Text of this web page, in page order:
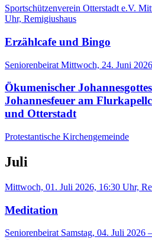
Sportschützenverein Otterstadt e.V.
Uhr, Remigiushaus
Erzählcafe und Bingo
Seniorenbeirat Mittwoch, 24. Juni
Ökumenischer
Johannesfeuer am
und Otterstadt
Protestantische Kirchengemeinde
Juli
Mittwoch, 01. Juli 2026, 16:30 Uhr,
Meditation
Seniorenbeirat Samstag, 04. Juli 2026